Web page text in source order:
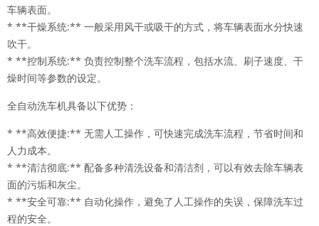
车辆表面。
* **干燥系统:** 一般采用风干或吸干的方式，将车辆表面水分快速
吹干。
* **控制系统:** 负责控制整个洗车流程，包括水流、刷子速度、干
燥时间等参数的设定。
全自动洗车机具备以下优势：
* **高效便捷:** 无需人工操作，可快速完成洗车流程，节省时间和
人力成本。
* **清洁彻底:** 配备多种清洗设备和清洁剂，可以有效去除车辆表
面的污垢和灰尘。
* **安全可靠:** 自动化操作，避免了人工操作的失误，保障洗车过
程的安全。